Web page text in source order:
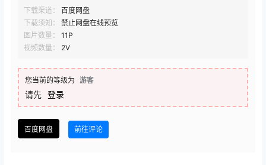
下载渠道：
百度网盘
下载须知：
禁止网盘在线预览
图片数量：
11P
视频数量：
2V
您当前的等级为 游客
请先 登录
百度网盘 前往评论